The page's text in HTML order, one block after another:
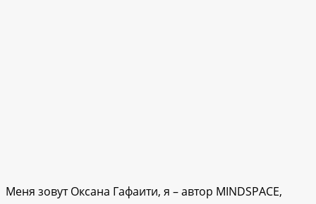
Меня зовут Оксана Гафаити, я – автор MINDSPACE,